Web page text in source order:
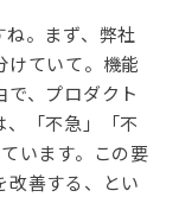
。まず、弊社
けていて。機能
、プロダクト
「不急」「不
います。この要
改善する、とい